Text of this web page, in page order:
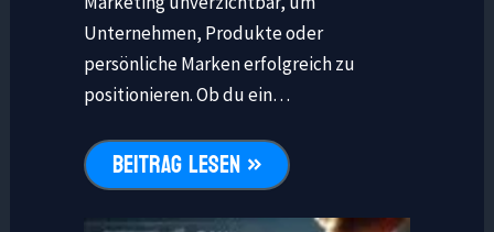
Unternehmen, Produkte oder
persönliche Marken erfolgreich zu
positionieren. Ob du ein…
BEITRAG LESEN »